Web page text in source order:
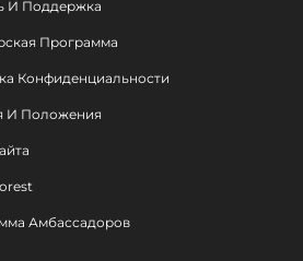
И Поддержка
Программа
Конфиденциальности
И Положения
Амбассадоров